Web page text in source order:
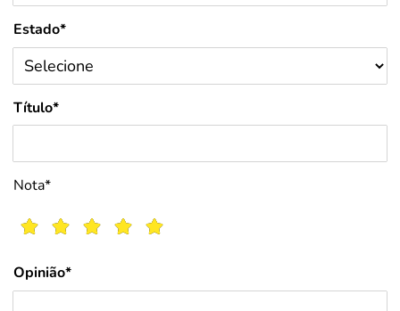
Estado*
Título*
Nota*
Opinião*